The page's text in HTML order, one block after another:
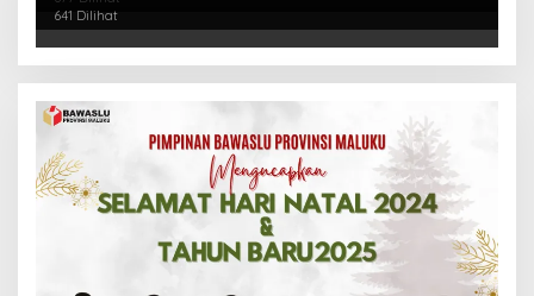
641 Dilihat